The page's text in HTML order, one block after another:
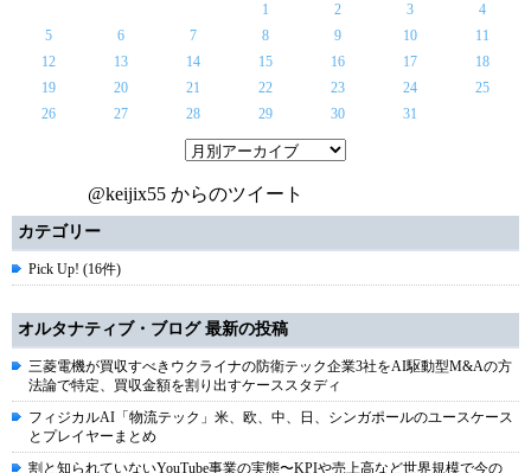
1
2 3
4
5
6 7 8 9 10
11
12
13 14 15 16 17
18
19
20 21 22 23 24
25
26
27 28 29 30 31
@keijix55 からのツイート
カテゴリー
Pick Up! (16件)
オルタナティブ・ブログ 最新の投稿
三菱電機が買収すべきウクライナの防衛テック企業3社をAI駆動型M&Aの方
法論で特定、買収金額を割り出すケーススタディ
フィジカルAI「物流テック」米、欧、中、日、シンガポールのユースケース
とプレイヤーまとめ
割と知られていないYouTube事業の実態〜KPIや売上高など世界規模で今の